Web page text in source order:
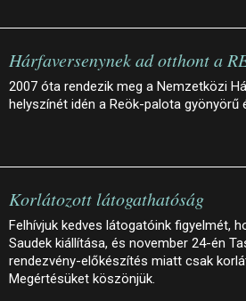
Hárfaversenynek ad otthont a
2007 óta rendezik meg a Nemzetközi
helyszínét idén a Reök-palota gyönyörű
Korlátozott látogathatóság
Felhívjuk kedves látogatóink figyelmét,
Saudek kiállítása, és november 24-én
rendezvény-előkészítés miatt csak
Megértésüket köszönjük.